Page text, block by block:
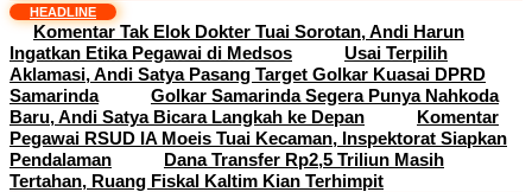
HEADLINE
Komentar Tak Elok Dokter Tuai Sorotan, Andi Harun
Ingatkan Etika Pegawai di Medsos
Usai Terpilih
Aklamasi, Andi Satya Pasang Target Golkar Kuasai DPRD
Samarinda
Golkar Samarinda Segera Punya Nahkoda
Baru, Andi Satya Bicara Langkah ke Depan
Komentar
Pegawai RSUD IA Moeis Tuai Kecaman, Inspektorat Siapkan
Pendalaman
Dana Transfer Rp2,5 Triliun Masih
Tertahan, Ruang Fiskal Kaltim Kian Terhimpit